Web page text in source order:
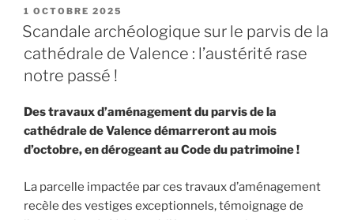
la
cathédrale
une
du
siècle
PUBLIÉ
LE
1 OCTOBRE 2025
Scandale archéologique sur le parvis de la
cathédrale de Valence : l’austérité rase
notre passé !
Des travaux d’aménagement du parvis de la
cathédrale de Valence démarreront au mois
d’octobre, en dérogeant au Code du patrimoine !
La parcelle impactée par ces travaux d’aménagement
recèle des vestiges exceptionnels, témoignage de